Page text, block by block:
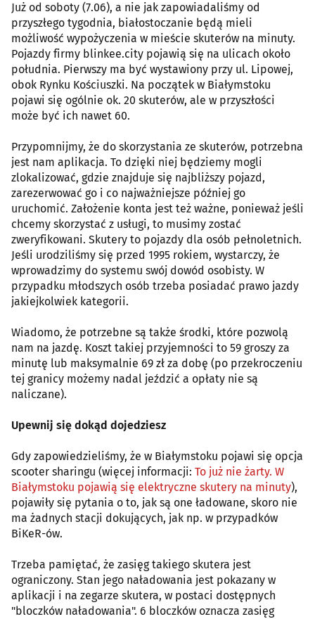
Już od soboty (7.06), a nie jak zapowiadaliśmy od
przyszłego tygodnia, białostoczanie będą mieli
możliwość wypożyczenia w mieście skuterów na minuty.
Pojazdy firmy blinkee.city pojawią się na ulicach około
południa. Pierwszy ma być wystawiony przy ul. Lipowej,
obok Rynku Kościuszki. Na początek w Białymstoku
pojawi się ogólnie ok. 20 skuterów, ale w przyszłości
może być ich nawet 60.
Przypomnijmy, że do skorzystania ze skuterów, potrzebna
jest nam aplikacja. To dzięki niej będziemy mogli
zlokalizować, gdzie znajduje się najbliższy pojazd,
zarezerwować go i co najważniejsze później go
uruchomić. Założenie konta jest też ważne, ponieważ jeśli
chcemy skorzystać z usługi, to musimy zostać
zweryfikowani. Skutery to pojazdy dla osób pełnoletnich.
Jeśli urodziliśmy się przed 1995 rokiem, wystarczy, że
wprowadzimy do systemu swój dowód osobisty. W
przypadku młodszych osób trzeba posiadać prawo jazdy
jakiejkolwiek kategorii.
Wiadomo, że potrzebne są także środki, które pozwolą
nam na jazdę. Koszt takiej przyjemności to 59 groszy za
minutę lub maksymalnie 69 zł za dobę (po przekroczeniu
tej granicy możemy nadal jeździć a opłaty nie są
naliczane).
Upewnij się dokąd dojedziesz
Gdy zapowiedzieliśmy, że w Białymstoku pojawi się opcja
scooter sharingu (więcej informacji: To już nie żarty. W
Białymstoku pojawią się elektryczne skutery na minuty),
pojawiły się pytania o to, jak są one ładowane, skoro nie
ma żadnych stacji dokujących, jak np. w przypadków
BiKeR-ów.
Trzeba pamiętać, że zasięg takiego skutera jest
ograniczony. Stan jego naładowania jest pokazany w
aplikacji i na zegarze skutera, w postaci dostępnych
"bloczków naładowania". 6 bloczków oznacza zasięg